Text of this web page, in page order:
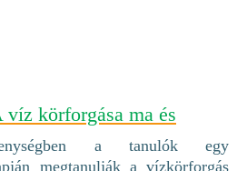
víz körforgása ma és
a tanulók egy
megtanulják a vízkörforgás